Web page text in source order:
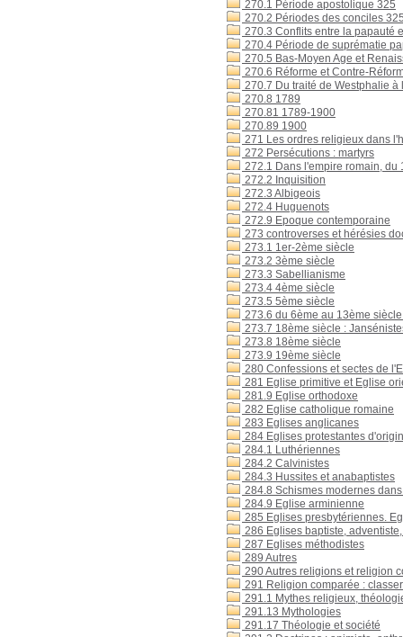
270.1 Période apostolique 325
270.2 Périodes des conciles
270.3 Conflits entre la papauté
270.4 Période de suprématie
270.5 Bas-Moyen Age et
270.6 Réforme et Contre-
270.7 Du traité de Westphalie
270.8 1789
270.81 1789-1900
270.89 1900
271 Les ordres religieux dans
272 Persécutions : martyrs
272.1 Dans l'empire romain, du
272.2 Inquisition
272.3 Albigeois
272.4 Huguenots
272.9 Epoque contemporaine
273 controverses et hérésies
273.1 1er-2ème siècle
273.2 3ème siècle
273.3 Sabellianisme
273.4 4ème siècle
273.5 5ème siècle
273.6 du 6ème au 13ème
273.7 18ème siècle :
273.8 18ème siècle
273.9 19ème siècle
280 Confessions et sectes de
281 Eglise primitive et Eglise
281.9 Eglise orthodoxe
282 Eglise catholique romaine
283 Eglises anglicanes
284 Eglises protestantes
284.1 Luthériennes
284.2 Calvinistes
284.3 Hussites et anabaptistes
284.8 Schismes modernes
284.9 Eglise arminienne
285 Eglises presbytériennes.
286 Eglises baptiste,
287 Eglises méthodistes
289 Autres
290 Autres religions et religion
291 Religion comparée :
291.1 Mythes religieux,
291.13 Mythologies
291.17 Théologie et société